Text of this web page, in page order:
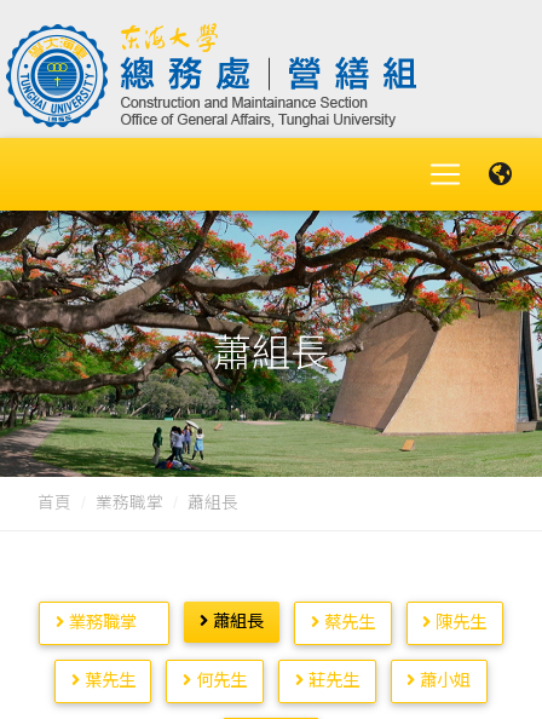
蕭組長
首頁 業務職掌 蕭組長
業務職掌 蕭組長 蔡先生 陳先生
葉先生 何先生 莊先生 蕭小姐